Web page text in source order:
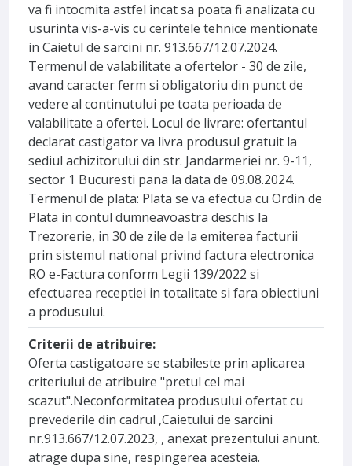
va fi intocmita astfel încat sa poata fi analizata cu
usurinta vis-a-vis cu cerintele tehnice mentionate
in Caietul de sarcini nr. 913.667/12.07.2024.
Termenul de valabilitate a ofertelor - 30 de zile,
avand caracter ferm si obligatoriu din punct de
vedere al continutului pe toata perioada de
valabilitate a ofertei. Locul de livrare: ofertantul
declarat castigator va livra produsul gratuit la
sediul achizitorului din str. Jandarmeriei nr. 9-11,
sector 1 Bucuresti pana la data de 09.08.2024.
Termenul de plata: Plata se va efectua cu Ordin de
Plata in contul dumneavoastra deschis la
Trezorerie, in 30 de zile de la emiterea facturii
prin sistemul national privind factura electronica
RO e-Factura conform Legii 139/2022 si
efectuarea receptiei in totalitate si fara obiectiuni
a produsului.
Criterii de atribuire:
Oferta castigatoare se stabileste prin aplicarea
criteriului de atribuire "pretul cel mai
scazut".Neconformitatea produsului ofertat cu
prevederile din cadrul ,Caietului de sarcini
nr.913.667/12.07.2023, , anexat prezentului anunt.
atrage dupa sine, respingerea acesteia.